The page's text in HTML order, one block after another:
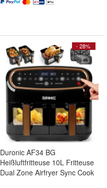
- 28%
Duronic AF34 BG
Heißluftfritteuse 10L Fritteuse
Dual Zone Airfryer Sync Cook